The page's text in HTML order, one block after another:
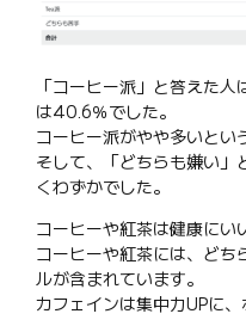
「コーヒー派」と答えた
は40.6％でした。
コーヒー派がやや多いとい
そして、「どちらも嫌い
くわずかでした。
コーヒーや紅茶は健康にい
コーヒーや紅茶には、どち
ルが含まれています。
カフェインは集中力UPに